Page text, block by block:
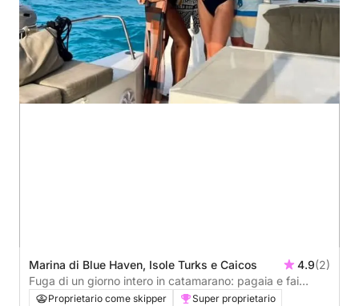
Marina di Blue Haven, Isole Turks e Caicos 4.9(2)
Fuga di un giorno intero in catamarano: pagaia e fai
snorkeling nel cuore di Turks e Caicos
Proprietario come skipper Super proprietario